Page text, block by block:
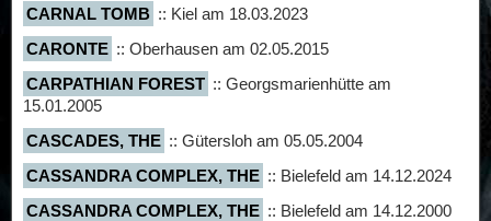
CARNAL TOMB :: Kiel am 18.03.2023
CARONTE :: Oberhausen am 02.05.2015
CARPATHIAN FOREST :: Georgsmarienhütte am
15.01.2005
CASCADES, THE :: Gütersloh am 05.05.2004
CASSANDRA COMPLEX, THE :: Bielefeld am 14.12.2024
CASSANDRA COMPLEX, THE :: Bielefeld am 14.12.2000